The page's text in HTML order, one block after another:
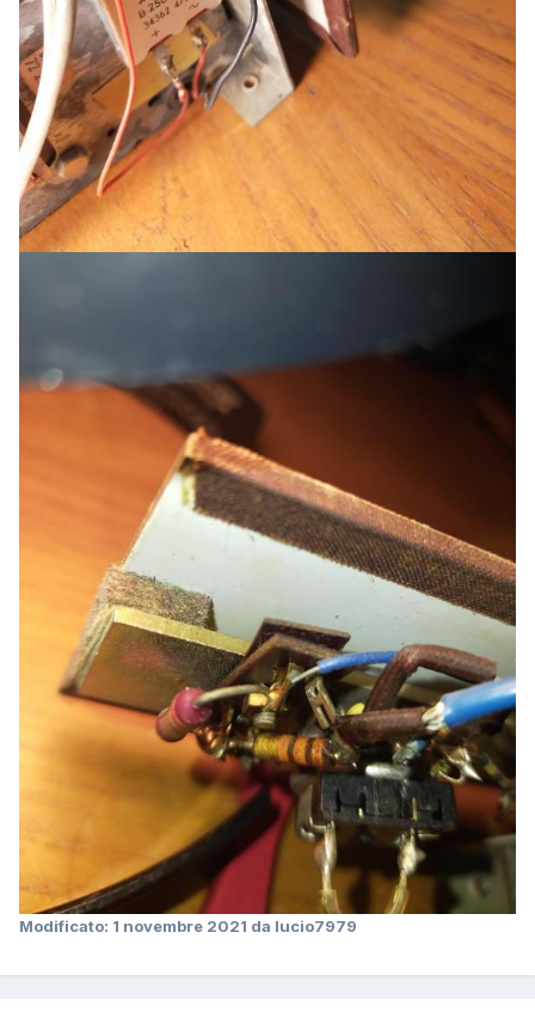
Modificato: 1 novembre 2021 da lucio7979